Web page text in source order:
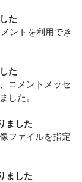
た
ントを利用でき
た
コメントメッセ
した。
ました
ファイルを指定
ました